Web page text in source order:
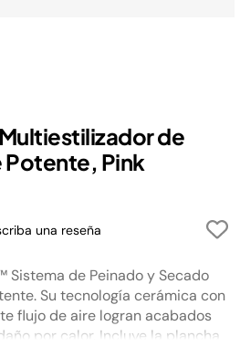
de
Potente, Pink
una reseña
Sistema de Peinado y Secado
Su tecnología cerámica con
flujo de aire logran acabados
por calor. Incluye la plancha